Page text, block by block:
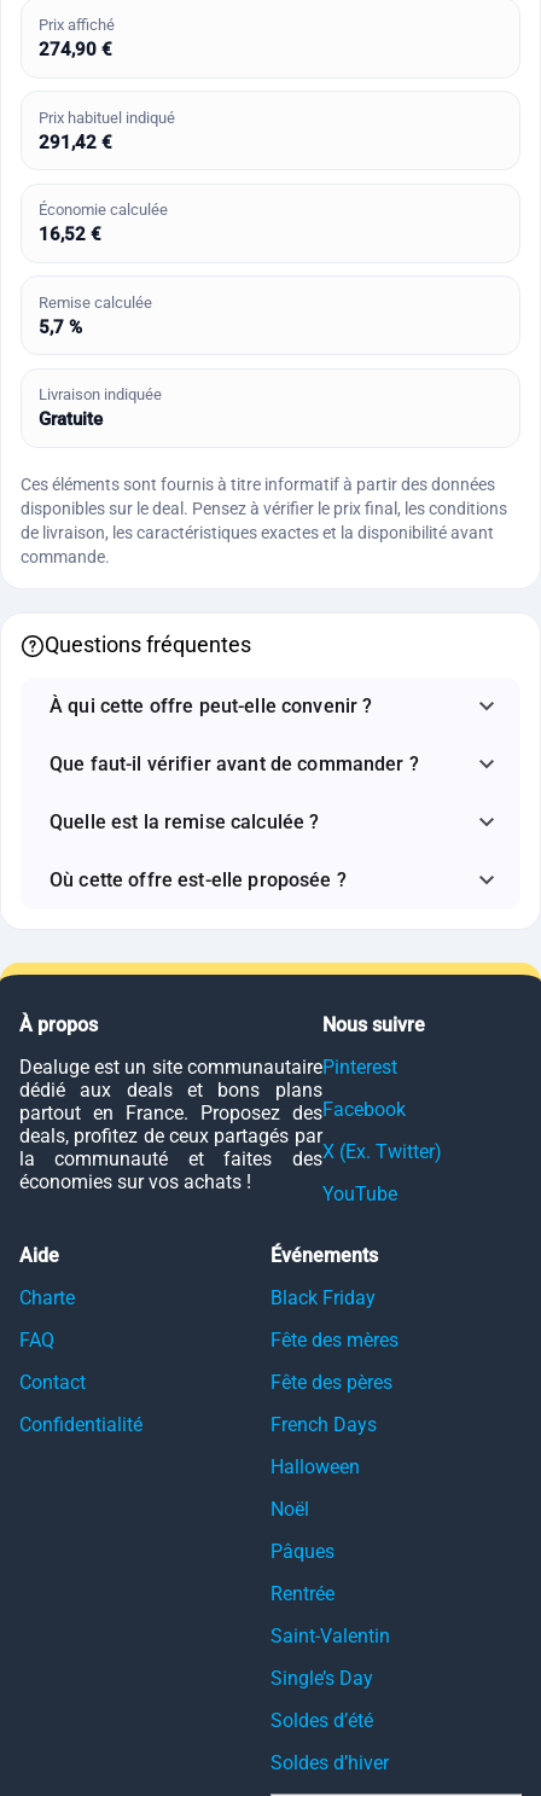
Prix affiché
274,90 €
Prix habituel indiqué
291,42 €
Économie calculée
16,52 €
Remise calculée
5,7 %
Livraison indiquée
Gratuite
Ces éléments sont fournis à titre informatif à partir des données
disponibles sur le deal. Pensez à vérifier le prix final, les conditions
de livraison, les caractéristiques exactes et la disponibilité avant
commande.
Questions fréquentes
À qui cette offre peut-elle convenir ?
Que faut-il vérifier avant de commander ?
Quelle est la remise calculée ?
Où cette offre est-elle proposée ?
À propos
Dealuge est un site communautaire
dédié aux deals et bons plans
partout en France. Proposez des
deals, profitez de ceux partagés par
la communauté et faites des
économies sur vos achats !
Nous suivre
Pinterest
Facebook
X (Ex. Twitter)
YouTube
Aide
Charte
FAQ
Contact
Confidentialité
Événements
Black Friday
Fête des mères
Fête des pères
French Days
Halloween
Noël
Pâques
Rentrée
Saint-Valentin
Single’s Day
Soldes d’été
Soldes d’hiver